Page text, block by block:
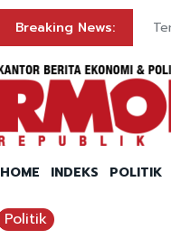
Breaking News:
HOME INDEKS POLITIK
Politik